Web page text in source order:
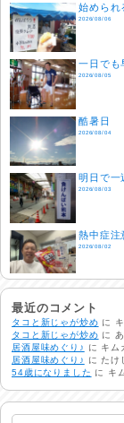
始められ
2026/08/06
一日で
2026/08/05
酷暑日
2026/08/04
明日で一
2026/08/03
熱中症注
2026/08/02
非常時
2026/08/01
生活支援
2026/07/31
24時間体
2026/07/30
最近のコメント
タコと新じゃが炒め に
タコと新じゃが炒め に
居酒屋味めぐり♪
に キム
居酒屋味めぐり♪
にたけ
54歳になりました に キ